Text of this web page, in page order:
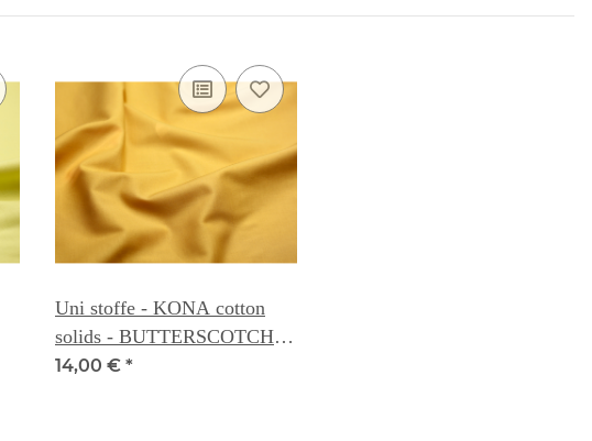
Uni stoffe - KONA cotton
solids - BUTTERSCOTCH
008C
14,00 € *